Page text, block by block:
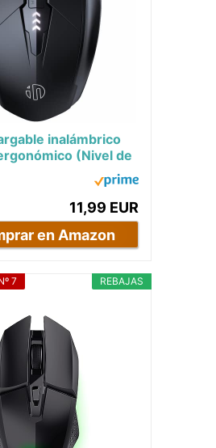
inalámbrico
(Nivel de
11,99 EUR
en Amazon
REBAJAS
7